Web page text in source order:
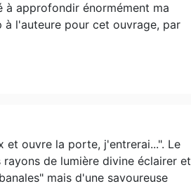
à approfondir énormément ma
à l'auteure pour cet ouvrage, par
et ouvre la porte, j'entrerai...". Le
de lumière divine éclairer et
mais d'une savoureuse